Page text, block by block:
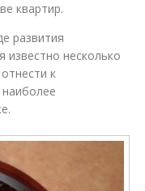
квартир.
развития
известно несколько
к